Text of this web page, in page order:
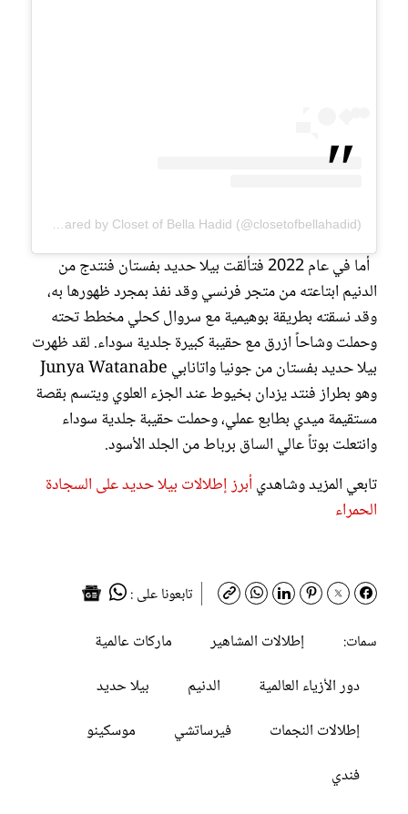
أما في عام 2022 فتألقت بيلا حديد بفستان فنتدج من
الدنيم ابتاعته من متجر فرنسي وقد نفذ بمجرد ظهورها به،
وقد نسقته بطريقة بوهيمية مع سروال كحلي مخطط تحته
وحملت وشاحاً ازرق مع حقيبة كبيرة جلدية سوداء. لقد ظهرت
بيلا حديد بفستان من جونيا واتانابي Junya Watanabe
وهو بطراز فنتد يزدان بخيوط عند الجزء العلوي ويتسم بقصة
مستقيمة ميدي بطابع عملي، وحملت حقيبة جلدية سوداء
وانتعلت بوتاً عالي الساق برباط من الجلد الأسود.
تابعي المزيد وشاهديأبرز إطلالات بيلا حديد على السجادة
الحمراء
تابعونا على :
سمات:
إطلالات المشاهير
ماركات عالمية
دور الأزياء العالمية
الدنيم
بيلا حديد
إطلالات النجمات
فيرساتشي
موسكينو
فندي